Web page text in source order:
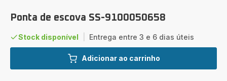
Ponta de escova SS-9100050658
Stock disponível Entrega entre 3 e 6 dias úteis
Adicionar ao carrinho